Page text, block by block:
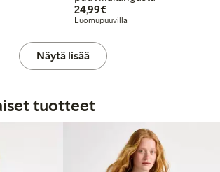
24,99€24,99 €
Luomupuuvilla
Näytä lisää
tuotteet